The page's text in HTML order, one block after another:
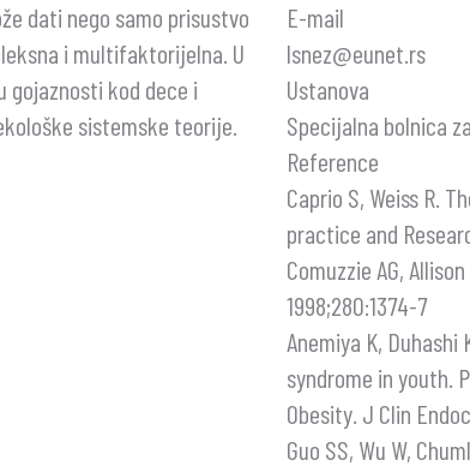
dati nego samo prisustvo
i multifaktorijelna. U
gojaznosti kod dece i
sistemske teorije.
E-mail
lsnez@eunet.rs
Ustanova
Specijalna bolnica
Reference
Caprio S, Weiss R.
practice and
Comuzzie AG,
1998;280:1374-7
Anemiya K, Duhashi
syndrome in youth.
Obesity. J Clin
Guo SS, Wu W,